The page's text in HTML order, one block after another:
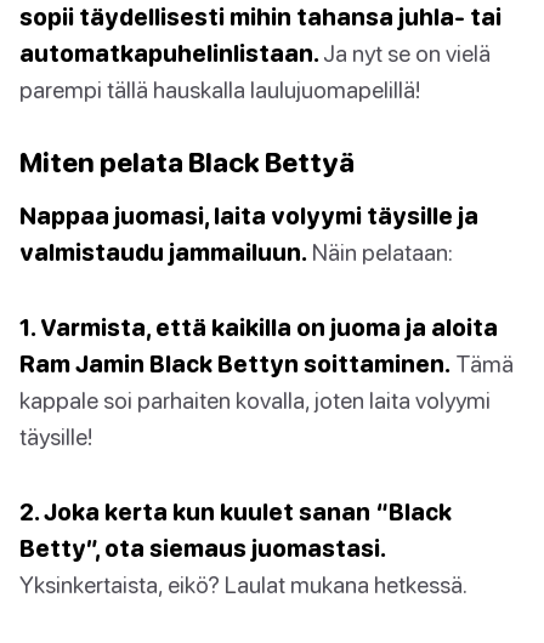
sopii täydellisesti mihin tahansa juhla- tai
automatkapuhelinlistaan. Ja nyt se on vielä
parempi tällä hauskalla laulujuomapelillä!
Miten pelata Black Bettyä
Nappaa juomasi, laita volyymi täysille ja
valmistaudu jammailuun. Näin pelataan:
1. Varmista, että kaikilla on juoma ja aloita
Ram Jamin Black Bettyn soittaminen. Tämä
kappale soi parhaiten kovalla, joten laita volyymi
täysille!
2. Joka kerta kun kuulet sanan “Black
Betty”, ota siemaus juomastasi.
Yksinkertaista, eikö? Laulat mukana hetkessä.